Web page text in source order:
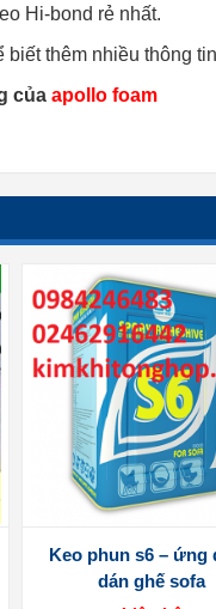
Hi-bond rẻ nhất.
biết thêm nhiều thông
của apollo foam
Keo phun s6 – ứng
dán ghế sofa